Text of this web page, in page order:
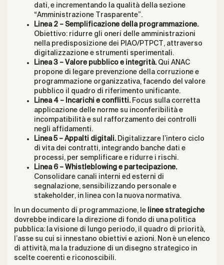
dati, e incrementando la qualità della sezione
“Amministrazione Trasparente”.
Linea 2 – Semplificazione della programmazione.
Obiettivo: ridurre gli oneri delle amministrazioni
nella predisposizione dei PIAO/PTPCT, attraverso
digitalizzazione e strumenti sperimentali.
Linea 3 – Valore pubblico e integrità.Qui ANAC
propone di legare prevenzione della corruzione e
programmazione organizzativa, facendo del valore
pubblico il quadro di riferimento unificante.
Linea 4 – Incarichi e conflitti.Focus sulla corretta
applicazione delle norme su inconferibilità e
incompatibilità e sul rafforzamento dei controlli
negli affidamenti.
Linea 5 – Appalti digitali.Digitalizzare l’intero ciclo
di vita dei contratti, integrando banche dati e
processi, per semplificare e ridurre i rischi.
Linea 6 – Whistleblowing e partecipazione.
Consolidare canali interni ed esterni di
segnalazione, sensibilizzando personale e
stakeholder, in linea con la nuova normativa.
In un documento di programmazione, le linee strategiche
dovrebbe indicare la direzione di fondo di una politica
pubblica: la visione di lungo periodo, il quadro di priorità,
l’asse su cui si innestano obiettivi e azioni. Non è un elenco
di attività, ma la traduzione di un disegno strategico in
scelte coerenti e riconoscibili.